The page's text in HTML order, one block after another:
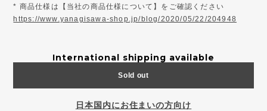
* 商品仕様は【当社の商品仕様について】をご確認ください
https://www.yanagisawa-shop.jp/blog/2020/05/22/204948
International shipping available
Sold out
日本国内にお住まいの方向け